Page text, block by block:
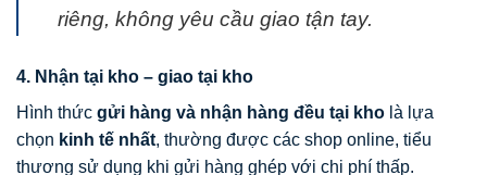
riêng, không yêu cầu giao tận tay.
4. Nhận tại kho – giao tại kho
Hình thức gửi hàng và nhận hàng đều tại kho là lựa
chọn kinh tế nhất, thường được các shop online, tiểu
thương sử dụng khi gửi hàng ghép với chi phí thấp.